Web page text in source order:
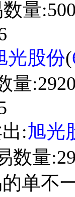
量
光股份(
量
:旭光
量
单不